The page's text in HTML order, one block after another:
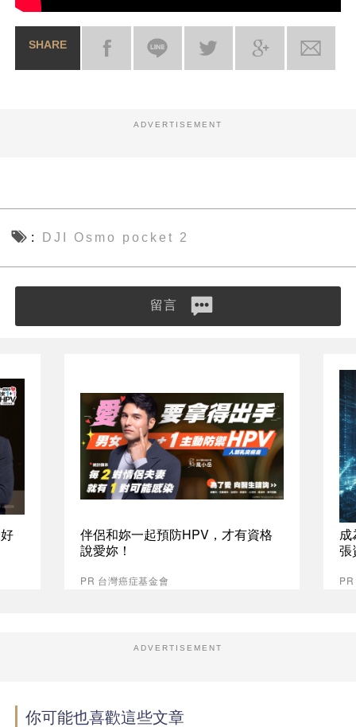
SHARE
ADVERTISEMENT
DJI Osmo pocket 2
留言
伴侶和妳一起預防HPV，才有資格
說愛妳！
PR 台灣癌症基金會
成
張
ADVERTISEMENT
你可能也喜歡這些文章